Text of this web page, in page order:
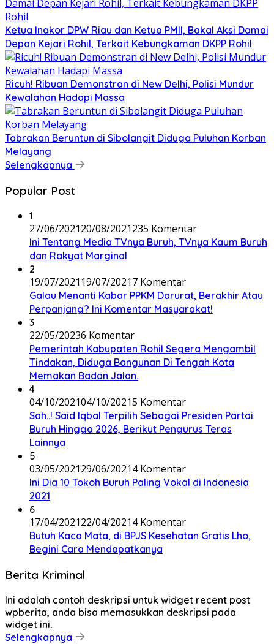
Ketua Inakor DPW Riau dan Ketua PMII, Bakal Aksi Damai
Depan Kejari Rohil, Terkait Kebungkaman DKPP Rohil
Ricuh! Ribuan Demonstran di New Delhi, Polisi Mundur
Kewalahan Hadapi Massa
Tabrakan Beruntun di Sibolangit Diduga Puluhan Korban
Melayang
Selengkapnya
Popular Post
1
27/06/202120/08/2021235 Komentar
Ini Tentang Media TVnya Buruh, TVnya Kaum Buruh
dan Rakyat Marginal
2
19/07/2021 19/07/20217 Komentar
Galau Menanti Kabar PPKM Darurat, Berakhir Atau
Perpanjang? Ini Komentar Masyarakat!
3
22/05/20236 Komentar
Pemerintah Kabupaten Rohil Segera Mengambil
Tindakan, Diduga Bangunan Di Tengah Kota
Memakan Badan Jalan.
4
04/10/202104/10/20215 Komentar
Sah..! Said Iqbal Terpilih Sebagai Presiden Partai
Buruh Hingga 2026, Berikut Pengurus Teras
Lainnya
5
03/05/202129/06/20214 Komentar
Ini Dia 10 Tokoh Buruh Paling Vokal di Indonesia
2021
6
17/04/202122/04/20214 Komentar
Butuh Kaca Mata, di BPJS Kesehatan Gratis Lho,
Begini Cara Mendapatkanya
Berita Kriminal
Ini adalah contoh deskripsi untuk widget recent post
wpberita, anda bisa memasukkan deskripsi pada
widget ini.
Selengkapnya